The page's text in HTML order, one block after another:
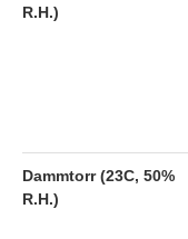
R.H.)
Dammtorr (23C, 50%
R.H.)